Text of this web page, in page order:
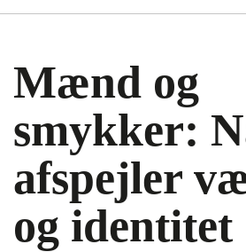
Mænd og
smykker:
afspejler
og identitet